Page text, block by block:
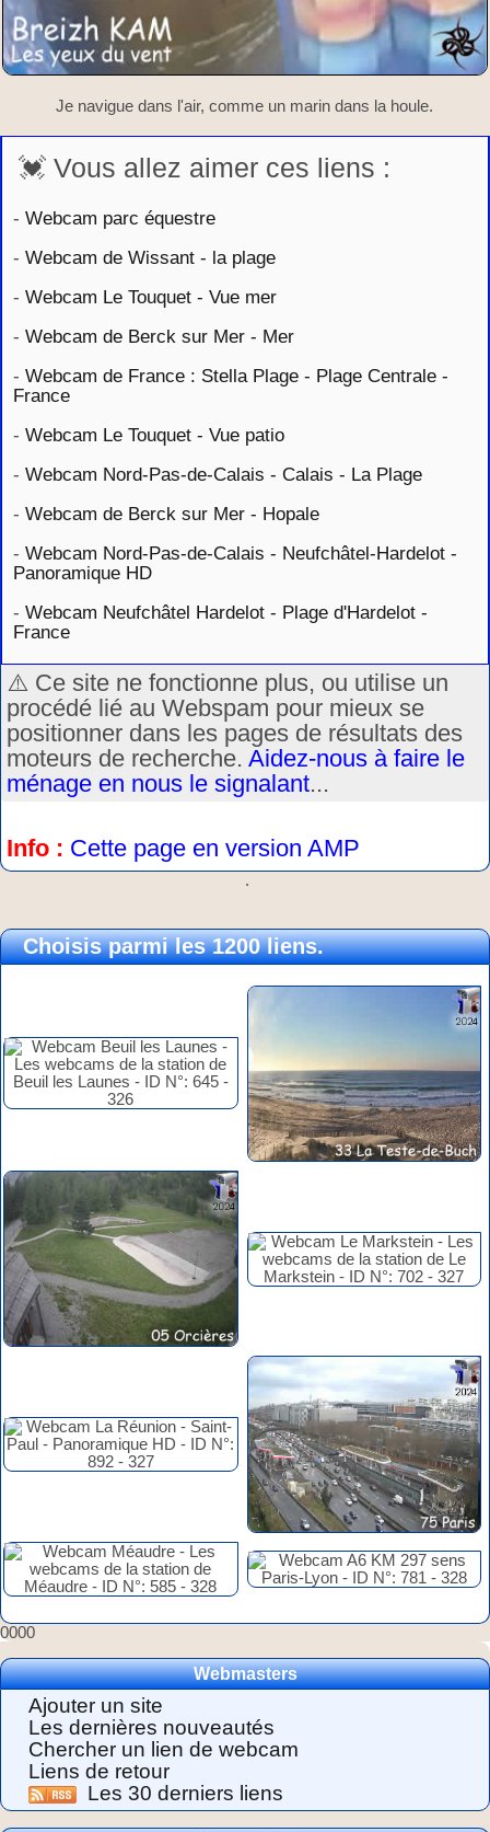
Je navigue dans l'air, comme un marin dans la houle.
💓 Vous allez aimer ces liens :
- Webcam parc équestre
- Webcam de Wissant - la plage
- Webcam Le Touquet - Vue mer
- Webcam de Berck sur Mer - Mer
- Webcam de France : Stella Plage - Plage Centrale -
France
- Webcam Le Touquet - Vue patio
- Webcam Nord-Pas-de-Calais - Calais - La Plage
- Webcam de Berck sur Mer - Hopale
- Webcam Nord-Pas-de-Calais - Neufchâtel-Hardelot -
Panoramique HD
- Webcam Neufchâtel Hardelot - Plage d'Hardelot -
France
⚠️ Ce site ne fonctionne plus, ou utilise un
procédé lié au Webspam pour mieux se
positionner dans les pages de résultats des
moteurs de recherche. Aidez-nous à faire le
ménage en nous le signalant...
Info : Cette page en version AMP
.
Choisis parmi les 1200 liens.
0000
Webmasters
Ajouter un site
Les dernières nouveautés
Chercher un lien de webcam
Liens de retour
Les 30 derniers liens